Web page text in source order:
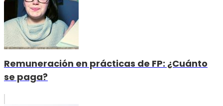
Remuneración en prácticas de FP: ¿Cuánto
se paga?